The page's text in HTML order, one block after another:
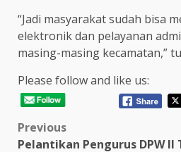
“Jadi masyarakat sudah bisa
elektronik dan pelayanan
masing-masing kecamatan,”
Please follow and like us:
Post
Previous
Pelantikan Pengurus DPW II